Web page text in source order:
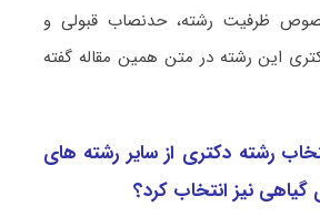
ظرفیت رشته، حدنصاب قبولی و
این رشته در متن همین مقاله گفته
رشته دکتری از سایر رشته های
گیاهی نیز انتخاب کرد؟